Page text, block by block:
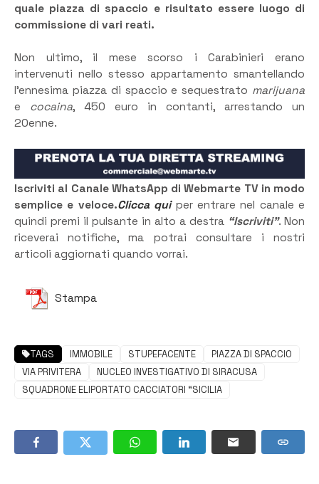
quale piazza di spaccio e risultato essere luogo di
commissione di vari reati.
Non ultimo, il mese scorso i Carabinieri erano
intervenuti nello stesso appartamento smantellando
l’ennesima piazza di spaccio e sequestrato marijuana
e cocaina, 450 euro in contanti, arrestando un
20enne.
Iscriviti al Canale WhatsApp di Webmarte TV in modo
semplice e veloce.Clicca quiper entrare nel canale e
quindi premi il pulsante in alto a destra “Iscriviti”. Non
riceverai notifiche, ma potrai consultare i nostri
articoli aggiornati quando vorrai.
Stampa
TAGS IMMOBILE STUPEFACENTE
PIAZZA DI SPACCIO
VIA PRIVITERA
NUCLEO INVESTIGATIVO DI SIRACUSA
SQUADRONE ELIPORTATO CACCIATORI “SICILIA